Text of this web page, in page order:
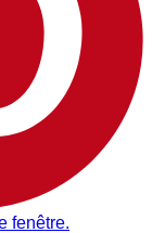
fenêtre.